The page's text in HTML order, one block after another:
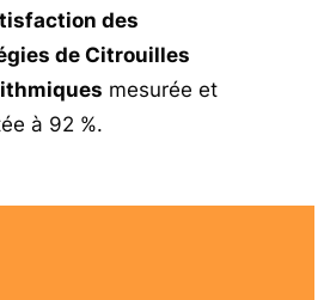
des
de Citrouilles
mesurée et
à 92 %.